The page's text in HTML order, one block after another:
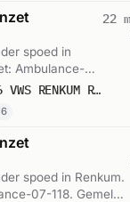
spoed in
Ambulance-
om 09:41.
A2 AMBU 07116 VWS RENKUM RIT 245165
22
spoed in Renkum.
07-118. Gemeld